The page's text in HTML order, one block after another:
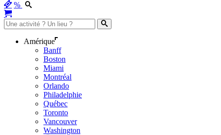
%
Amérique
Banff
Boston
Miami
Montréal
Orlando
Philadelphie
Québec
Toronto
Vancouver
Washington